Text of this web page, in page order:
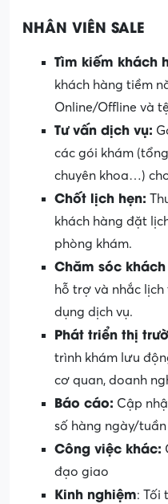
NHÂN VIÊN SALE
Tìm kiếm khách
khách hàng tiềm
Online/Offline và
Tư vấn dịch vụ:
các gói khám
chuyên khoa…)
Chốt lịch hẹn:
khách hàng đặt
phòng khám.
Chăm sóc
hỗ trợ và nhắc
dụng dịch vụ.
Phát triển thị
trình khám lưu
cơ quan, doanh
Báo cáo: Cập
số hàng ngày/
Công việc khác:
đạo giao
Kinh nghiệm: Tối